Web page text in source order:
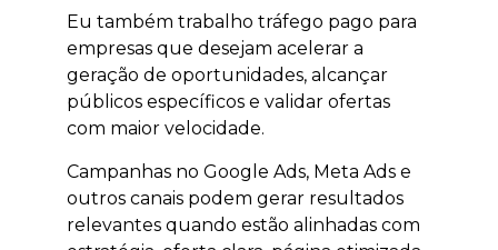
Eu também trabalho tráfego pago para
empresas que desejam acelerar a
geração de oportunidades, alcançar
públicos específicos e validar ofertas
com maior velocidade.
Campanhas no Google Ads, Meta Ads e
outros canais podem gerar resultados
relevantes quando estão alinhadas com